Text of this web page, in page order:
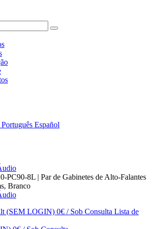
Português Español
PC90-8L | Par de Gabinetes de Alto-Falantes
Branco
(SEM LOGIN) 0€ / Sob Consulta Lista de